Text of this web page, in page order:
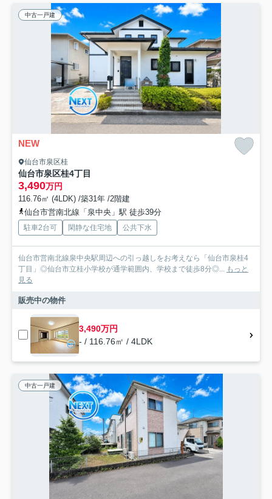
中古一戸建
NEW
仙台市泉区桂
仙台市泉区桂4丁目
3,490万円
116.76㎡ (4LDK) /築31年 /2階建
仙台市営南北線「泉中央」駅 徒歩39分
駐車2台可 閑静な住宅地 公共下水
仙台市営南北線泉中央駅周辺への引っ越しをお考えなら「仙台市泉桂4
丁目」◎仙台市立桂小学校が通学範囲内、学校まで徒歩8分◎...
もっと
見る
販売中の物件
3,490万円
- / 116.76㎡ / 4LDK
中古一戸建